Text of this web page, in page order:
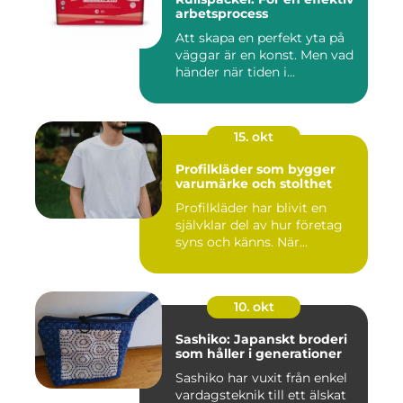
arbetsprocess
Att skapa en perfekt yta på
väggar är en konst. Men vad
händer när tiden i...
15. okt
Profilkläder som bygger
varumärke och stolthet
Profilkläder har blivit en
självklar del av hur företag
syns och känns. När...
10. okt
Sashiko: Japanskt broderi
som håller i generationer
Sashiko har vuxit från enkel
vardagsteknik till ett älskat